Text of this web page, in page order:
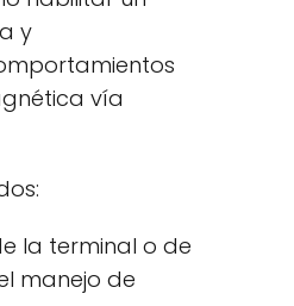
y
vía
la terminal o de
manejo de